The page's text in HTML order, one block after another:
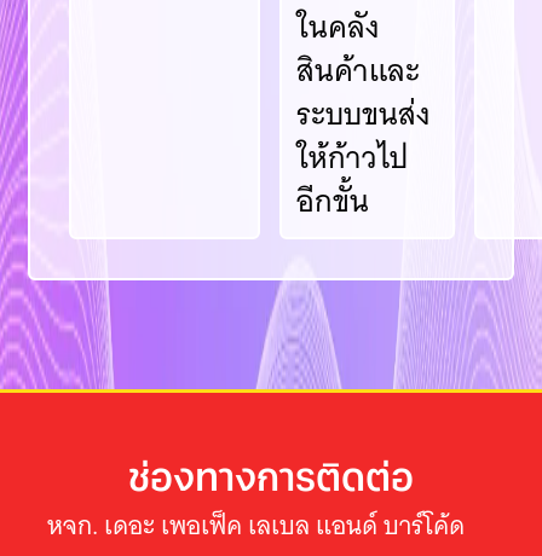
ในคลัง
สินค้าและ
ระบบขนส่ง
ให้ก้าวไป
อีกขั้น
ช่องทางการติดต่อ
หจก. เดอะ เพอเฟ็ค เลเบล แอนด์ บาร์โค้ด